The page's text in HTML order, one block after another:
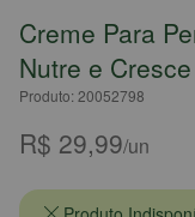
Creme Para
Nutre e
Produto: 20052798
R$ 29,99/un